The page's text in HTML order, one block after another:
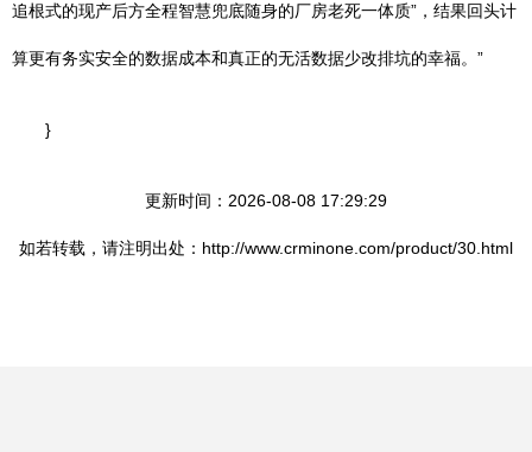
追根式的现产后方全程智慧兜底随身的厂房老死一体质”，结果回头计
算更有务实安全的数据成本和真正的无活数据少改排坑的幸福。”
}
更新时间：2026-08-08 17:29:29
如若转载，请注明出处：http://www.crminone.com/product/30.html